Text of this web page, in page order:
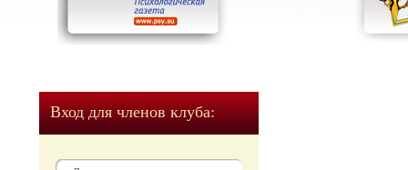
Вход для членов клуба: